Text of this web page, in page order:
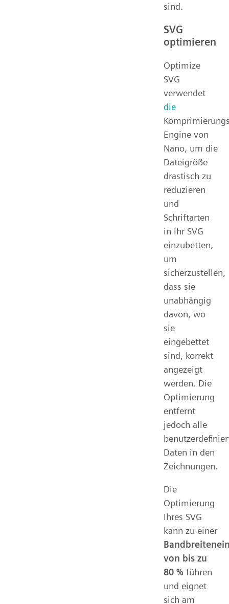
sind.
SVG
optimieren
Optimize
SVG
verwendet
die
Engine von
Nano, um die
Dateigröße
drastisch zu
reduzieren
und
Schriftarten
in Ihr SVG
einzubetten,
um
sicherzustellen,
dass sie
unabhängig
davon, wo
sie
eingebettet
sind, korrekt
angezeigt
werden. Die
Optimierung
entfernt
jedoch alle
Daten in den
Zeichnungen.
Die
Optimierung
Ihres SVG
kann zu einer
von bis zu
80 % führen
und eignet
sich am